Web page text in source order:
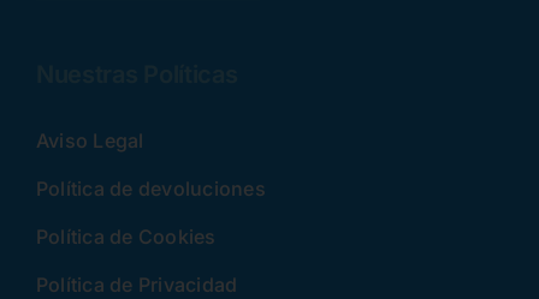
Aviso Legal
Política de devoluciones
Política de Cookies
Política de Privacidad